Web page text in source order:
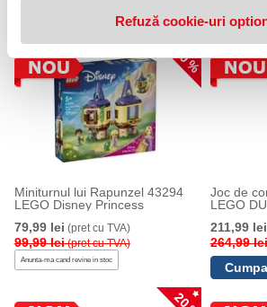
Refuză cookie-uri
PRODUSE SIMILARE
20 %
Miniturnul lui Rapunzel 43294
LEGO Disney Princess
79,99 lei (pret cu TVA)
99,99 lei(pret cu TVA)
Anunta-ma cand revine in stoc
Joc de
LEGO
211,99 lei
264,99 lei